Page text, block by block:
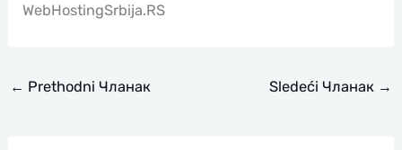
WebHostingSrbija.RS
← Prethodni Чланак Sledeći Чланак →